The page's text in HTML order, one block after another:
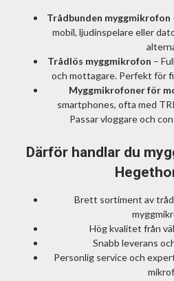
Trådbunden myggmikrofon
mobil, ljudinspelare eller
Trådlös myggmikrofon –
och mottagare. Perfekt för
Myggmikrofoner för
smartphones, ofta med
Passar vloggare och
Därför handlar du
Brett sortiment av
Hög kvalitet från
Snabb leverans
Personlig service och